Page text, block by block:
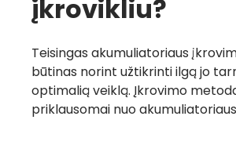
įkrovikliu?
Teisingas akumuliatoriaus
būtinas norint užtikrinti ilgą jo
optimalią veiklą. Įkrovimo
priklausomai nuo